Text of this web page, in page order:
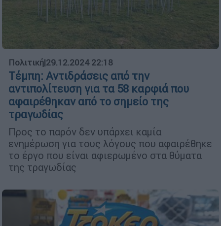
Πολιτική|29.12.2024 22:18
Τέμπη: Αντιδράσεις από την
αντιπολίτευση για τα 58 καρφιά που
αφαιρέθηκαν από το σημείο της
τραγωδίας
Προς το παρόν δεν υπάρχει καμία
ενημέρωση για τους λόγους που αφαιρέθηκε
το έργο που είναι αφιερωμένο στα θύματα
της τραγωδίας